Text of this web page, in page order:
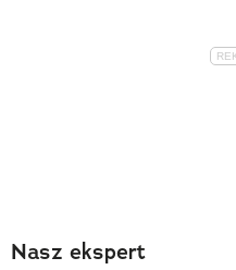
Nasz ekspert